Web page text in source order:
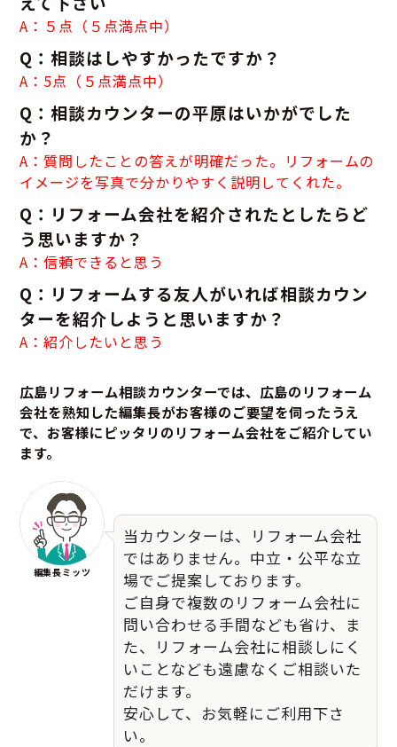
A：５点（５点満点中）
Q：相談はしやすかったですか？
A：5点（５点満点中）
Q：相談カウンターの平原はいかがでした
か？
A：質問したことの答えが明確だった。リフォームの
イメージを写真で分かりやすく説明してくれた。
Q：リフォーム会社を紹介されたとしたらど
う思いますか？
A：信頼できると思う
Q：リフォームする友人がいれば相談カウン
ターを紹介しようと思いますか？
A：紹介したいと思う
広島リフォーム相談カウンターでは、広島のリフォーム
会社を熟知した編集長がお客様のご要望を伺ったうえ
で、お客様にピッタリのリフォーム会社をご紹介してい
ます。
編集長ミッツ
当カウンターは、リフォーム会社
ではありません。中立・公平な立
場でご提案しております。
ご自身で複数のリフォーム会社に
問い合わせる手間なども省け、ま
た、リフォーム会社に相談しにく
いことなども遠慮なくご相談いた
だけます。
安心して、お気軽にご利用下さ
い。